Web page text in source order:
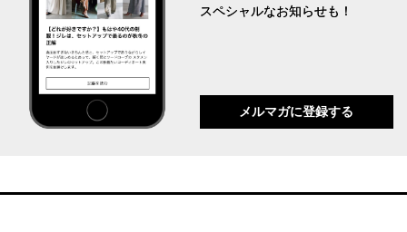
スペシャルなお知らせも！
メルマガに登録する